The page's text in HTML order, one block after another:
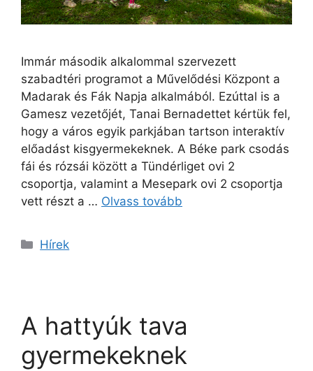
Immár második alkalommal szervezett
szabadtéri programot a Művelődési Központ a
Madarak és Fák Napja alkalmából. Ezúttal is a
Gamesz vezetőjét, Tanai Bernadettet kértük fel,
hogy a város egyik parkjában tartson interaktív
előadást kisgyermekeknek. A Béke park csodás
fái és rózsái között a Tündérliget ovi 2
csoportja, valamint a Mesepark ovi 2 csoportja
vett részt a … Olvass tovább
Hírek
A hattyúk tava
gyermekeknek